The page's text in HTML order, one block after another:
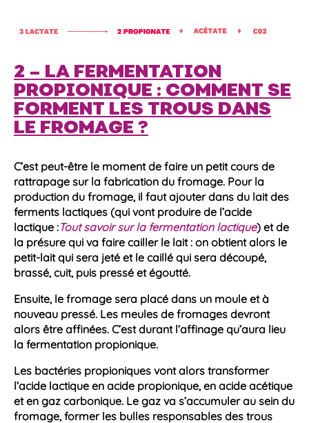
2 – LA FERMENTATION
PROPIONIQUE : COMMENT SE
FORMENT LES TROUS DANS
LE FROMAGE ?
C’est peut-être le moment de faire un petit cours de
rattrapage sur la fabrication du fromage. Pour la
production du fromage, il faut ajouter dans du laitdes
ferments lactiques (qui vont produire de l’acide
lactique :Tout savoir sur la fermentation lactique) et de
la présure qui va faire cailler le lait : on obtient alors le
petit-laitqui sera jeté et le caillé qui sera découpé,
brassé, cuit, puis pressé et égoutté.
Ensuite, le fromage sera placé dans un moule et à
nouveau pressé. Les meules de fromages devront
alors être affinées. C’est durant l’affinage qu’aura lieu
la fermentation propionique.
Les bactéries propioniques vont alors transformer
l’acide lactique en acide propionique, en acide acétique
et en gaz carbonique. Le gaz va s’accumuler au sein du
fromage, former les bulles responsables des trous